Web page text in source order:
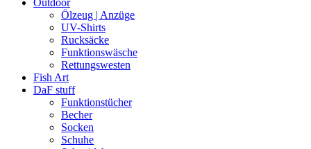
Outdoor
Ölzeug | Anzüge
UV-Shirts
Rucksäcke
Funktionswäsche
Rettungswesten
Fish Art
DaF stuff
Funktionstücher
Becher
Socken
Schuhe